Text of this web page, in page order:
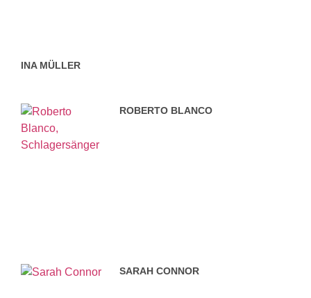
INA MÜLLER
ROBERTO BLANCO
SARAH CONNOR